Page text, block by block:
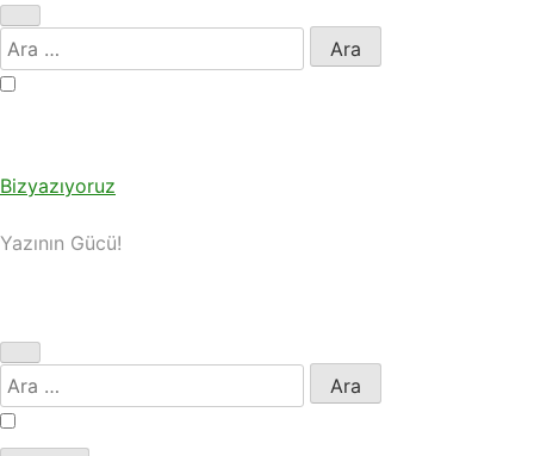
Arama:
Bizyazıyoruz
Yazının Gücü!
Arama: